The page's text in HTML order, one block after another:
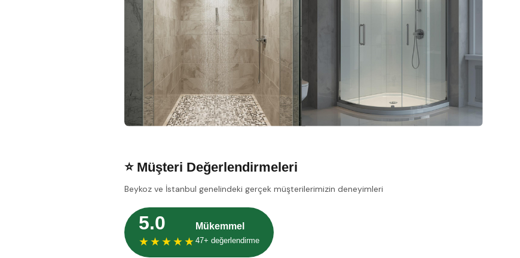
⭐ Müşteri Değerlendirmeleri
Beykoz ve İstanbul genelindeki gerçek müşterilerimizin deneyimleri
5.0
★★★★★
Mükemmel
47+ değerlendirme